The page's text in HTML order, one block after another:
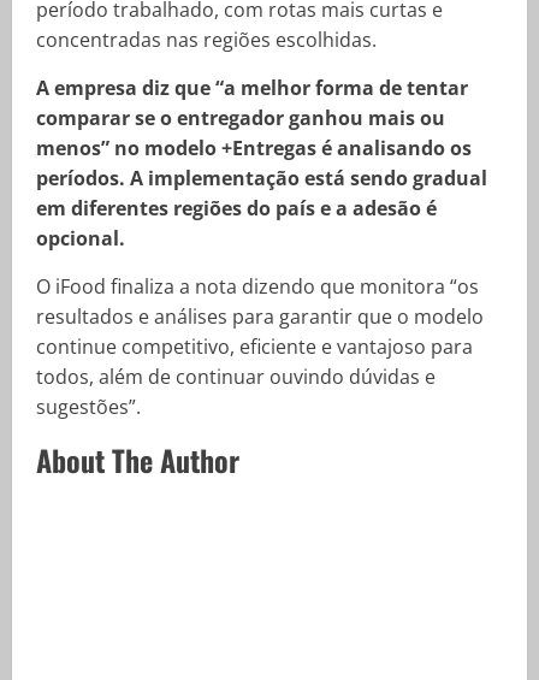
período trabalhado, com rotas mais curtas e
concentradas nas regiões escolhidas.
A empresa diz que “a melhor forma de tentar
comparar se o entregador ganhou mais ou
menos” no modelo +Entregas é analisando os
períodos. A implementação está sendo gradual
em diferentes regiões do país e a adesão é
opcional.
O iFood finaliza a nota dizendo que monitora “os
resultados e análises para garantir que o modelo
continue competitivo, eficiente e vantajoso para
todos, além de continuar ouvindo dúvidas e
sugestões”.
About The Author